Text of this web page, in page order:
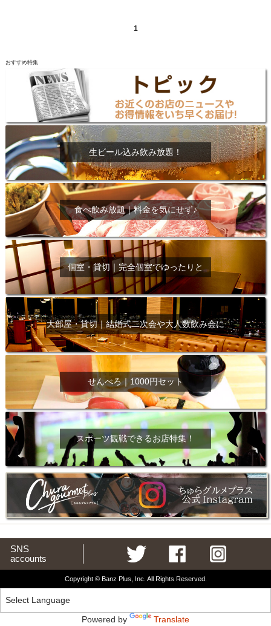
1
おすすめ特集
生ビール込み飲み放題！
食べ飲み放題｜料金を気にせず♪
個室・貸切｜完全個室でゆったりと
大部屋・貸切｜結婚式二次会や大人数飲み会に
せんべろ｜1000円セット
スポーツ観戦できるお店特集！
SNS
accounts
Copyright © Banz Plus, Inc. All Rights Reserved.
Powered by Translate